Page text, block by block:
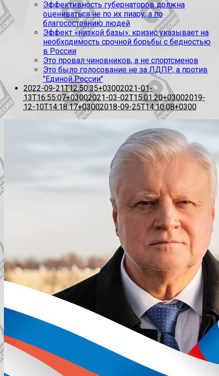
Эффективность губернаторов должна
оцениваться не по их пиару, а по
благосостоянию людей
Эффект «низкой базы»: кризис указывает на
необходимость срочной борьбы с бедностью
в России
Это провал чиновников, а не спортсменов
Это было голосование не за ЛДПР, а против
"Единой России"
2022-09-21T12:50:35+03002021-01-
13T16:55:07+03002021-03-02T15:01:20+03002019-
12-10T14:18:17+03002018-09-25T14:10:08+0300